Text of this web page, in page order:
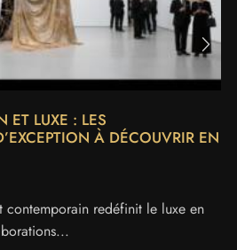
ET LUXE : LES
À DÉCOUVRIR EN
contemporain redéfinit le luxe en